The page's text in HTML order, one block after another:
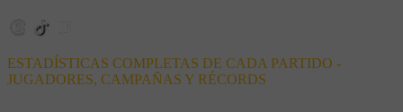
ESTADÍSTICAS COMPLETAS DE CADA PARTIDO -
JUGADORES, CAMPAÑAS Y RÉCORDS